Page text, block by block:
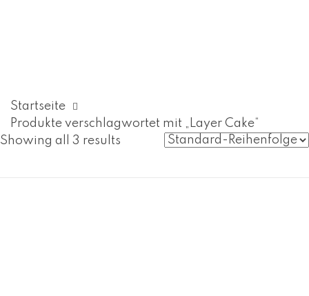
Startseite
Produkte verschlagwortet mit „Layer Cake“
Showing all 3 results